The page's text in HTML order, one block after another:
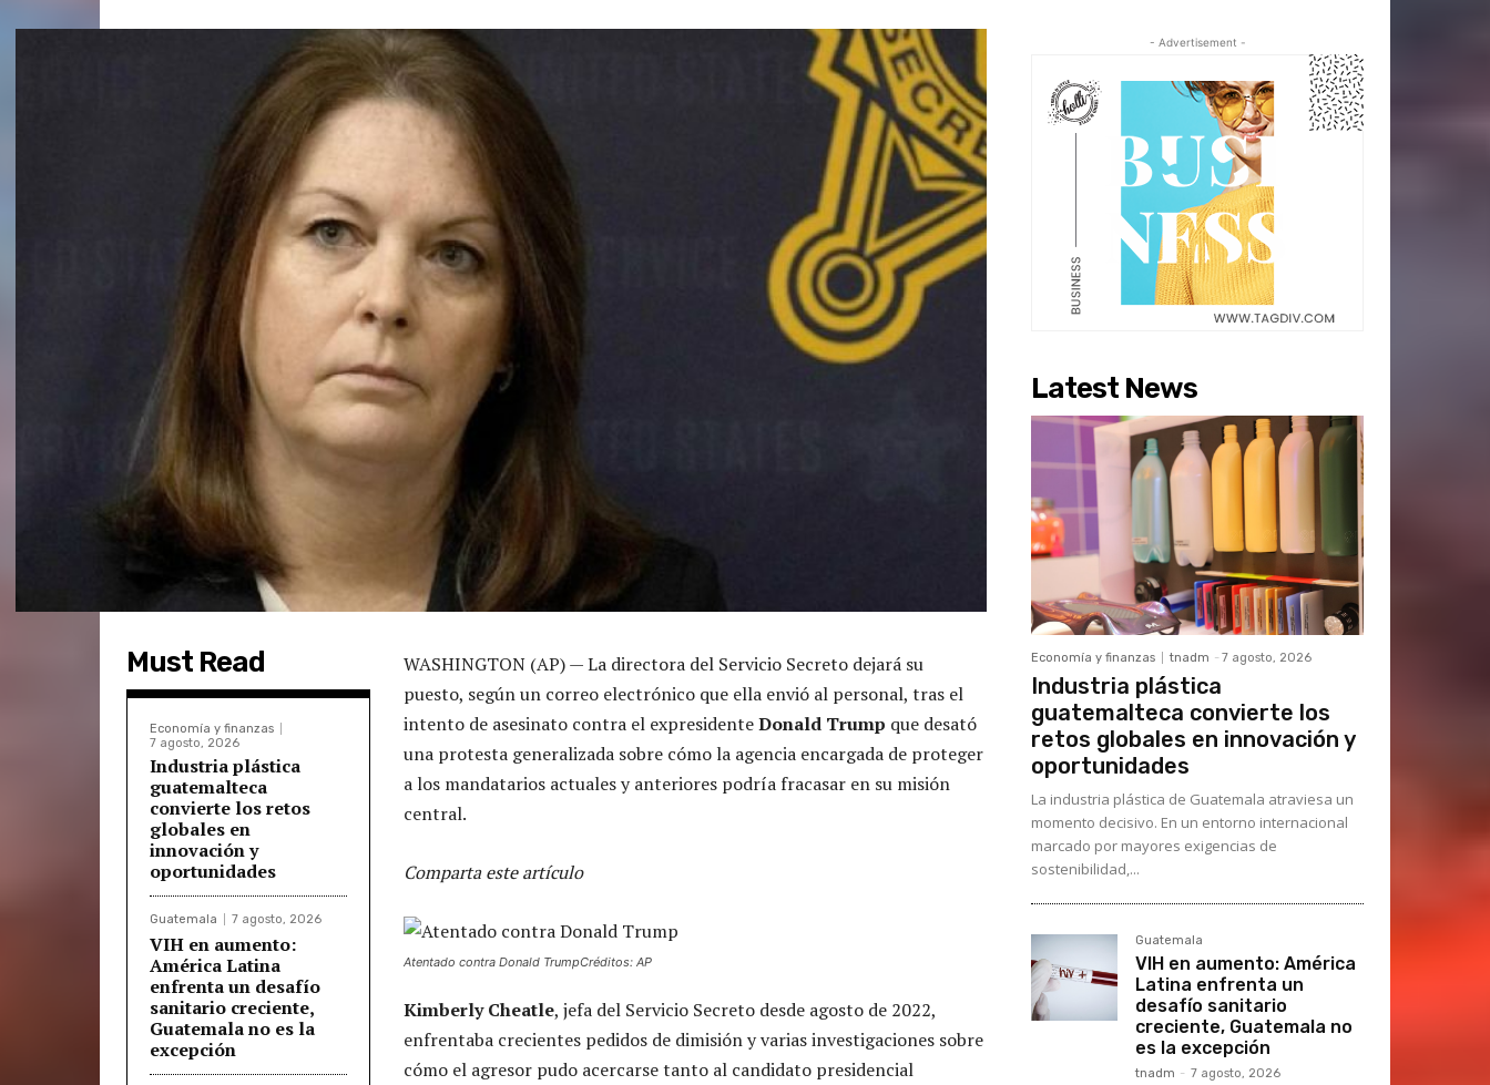
Must Read
Economía y finanzas
7 agosto, 2026
Industria plástica
guatemalteca
convierte los retos
globales en
innovación y
oportunidades
Guatemala 7 agosto, 2026
VIH en aumento:
América Latina
enfrenta un desafío
sanitario creciente,
Guatemala no es la
excepción
WASHINGTON (AP) — La directora del Servicio Secreto dejará su
puesto, según un correo electrónico que ella envió al personal, tras el
intento de asesinato contra el expresidenteDonald Trump que desató
una protesta generalizada sobre cómo la agencia encargada de proteger
a los mandatarios actuales y anteriores podría fracasar en su misión
central.
Comparta este artículo
Atentado contra Donald TrumpCréditos: AP
Kimberly Cheatle, jefa del Servicio Secreto desde agosto de 2022,
enfrentaba crecientes pedidos de dimisión y varias investigaciones sobre
cómo el agresor pudo acercarse tanto al candidato presidencial
- Advertisement -
Latest News
Economía y finanzas tnadm - 7 agosto, 2026
Industria plástica
guatemalteca convierte los
retos globales en innovación y
oportunidades
La industria plástica de Guatemala atraviesa un
momento decisivo. En un entorno internacional
marcado por mayores exigencias de
sostenibilidad,...
Guatemala
VIH en aumento: América
Latina enfrenta un
desafío sanitario
creciente, Guatemala no
es la excepción
tnadm - 7 agosto, 2026